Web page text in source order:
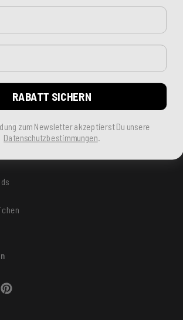
Pinterest
RABATT SICHERN
zum Newsletter akzeptierst Du unsere
Datenschutzbestimmungen